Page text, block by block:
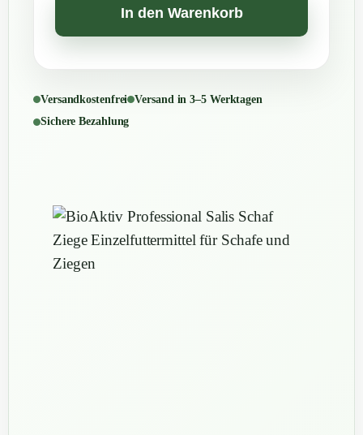
In den Warenkorb
Versandkostenfrei Versand in 3–5 Werktagen
Sichere Bezahlung